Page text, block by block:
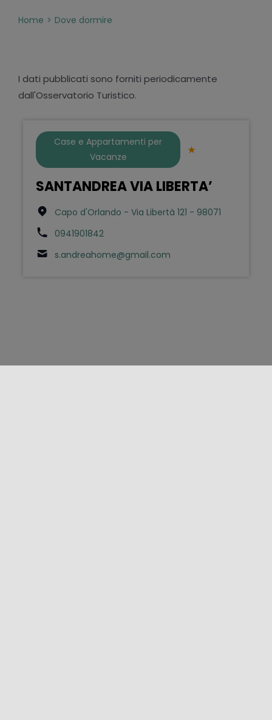
Home Dove dormire
I dati pubblicati sono forniti periodicamente
dall'Osservatorio Turistico.
Case e Appartamenti per
Vacanze
SANTANDREA VIA LIBERTA’
Capo d'Orlando - Via Libertà 121 - 98071
0941901842
s.andreahome@gmail.com